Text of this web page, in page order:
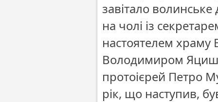
завітало
на чолі із
настоятелем храму
Володимиром
протоієрей Петро
рік, що наступив,